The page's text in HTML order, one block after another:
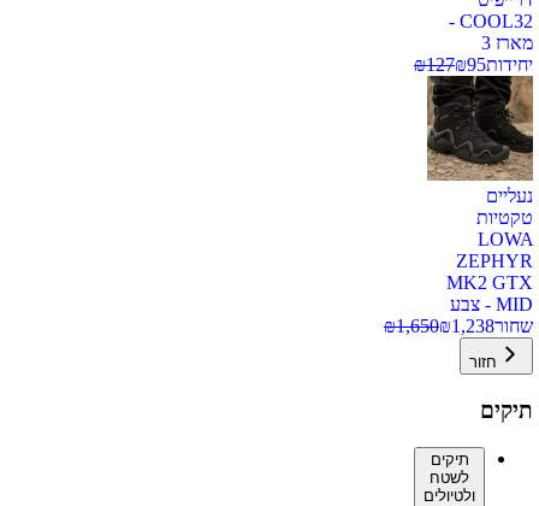
COOL32 -
מארז 3
יחידות
₪95
₪127
נעליים
טקטיות
LOWA
ZEPHYR
MK2 GTX
MID - צבע
שחור
₪1,238
₪1,650
חזור
תיקים
תיקים
לשטח
ולטיולים